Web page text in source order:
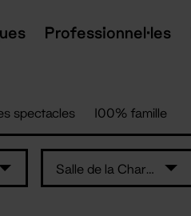
Professionnel·les
spectacles 100% famille
Salle de la Charbonnière – Ancenis-Saint-Géréon